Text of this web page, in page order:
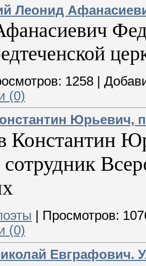
Леонид
1258 |
(0)
Юрьевич,
Константин
Просмотров:
(0)
Евграфович.